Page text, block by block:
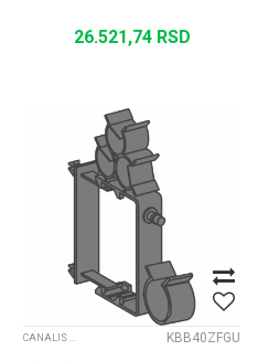
26.521,74 RSD
CANALIS KBB KBB40ZFGU